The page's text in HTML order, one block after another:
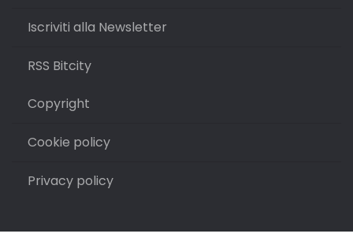
Iscriviti alla Newsletter
RSS Bitcity
Copyright
Cookie policy
Privacy policy